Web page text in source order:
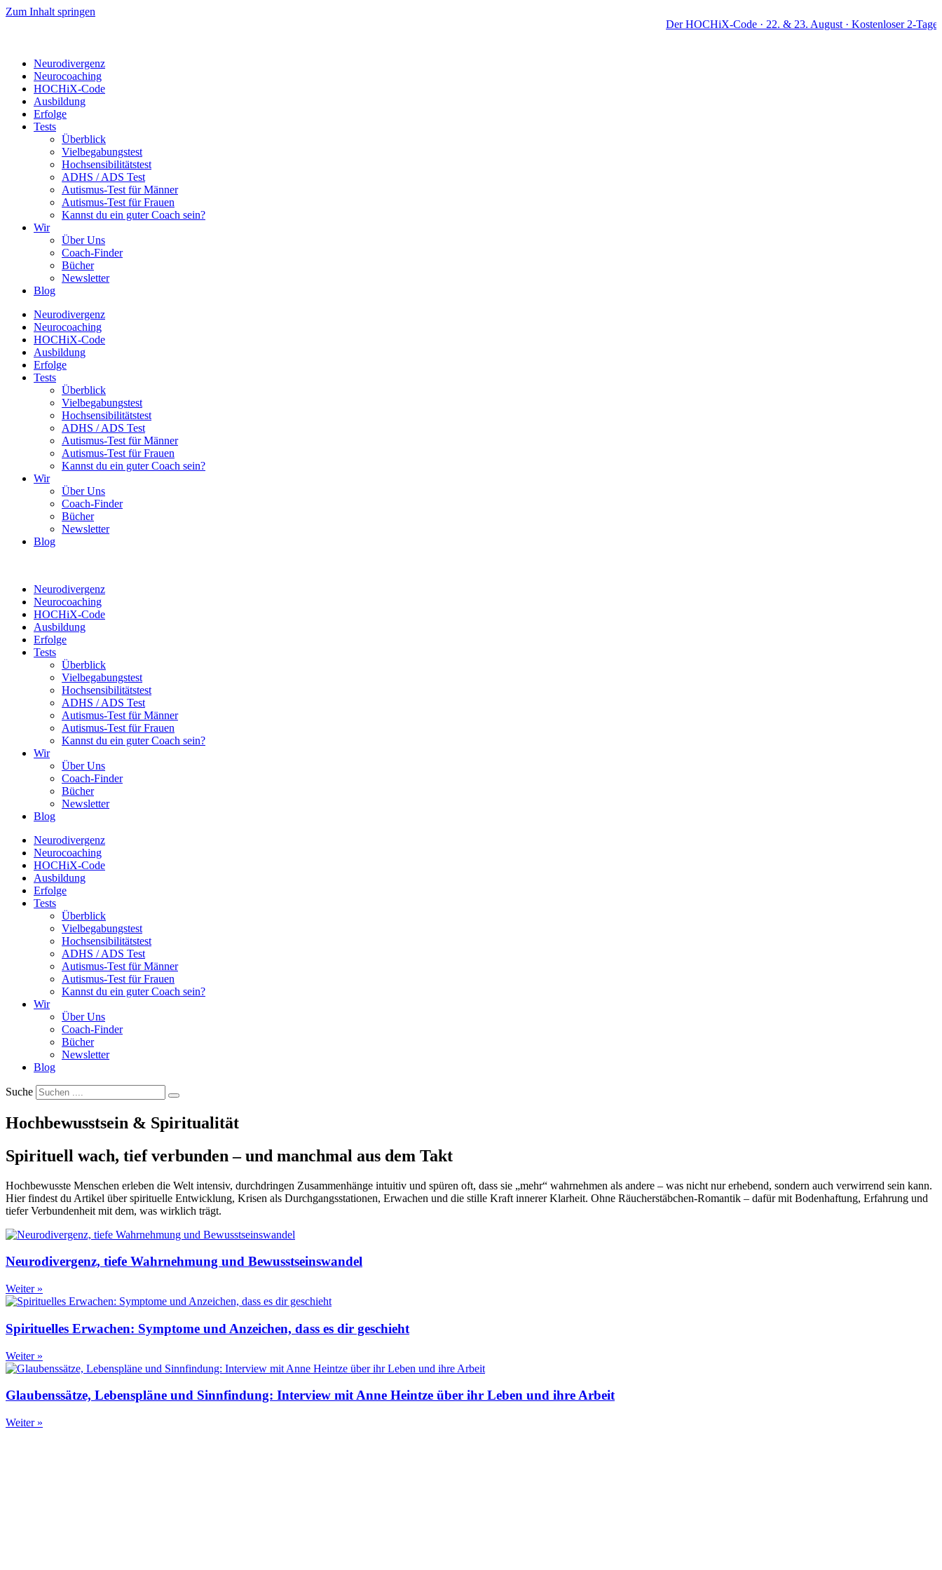
Zum Inhalt springen
Der HOCHiX-Code · 22. & 23. August · Kostenloser 2-Tage-
Neurodivergenz
Neurocoaching
HOCHiX-Code
Ausbildung
Erfolge
Tests
Überblick
Vielbegabungstest
Hochsensibilitätstest
ADHS / ADS Test
Autismus-Test für Männer
Autismus-Test für Frauen
Kannst du ein guter Coach sein?
Wir
Über Uns
Coach-Finder
Bücher
Newsletter
Blog
Neurodivergenz
Neurocoaching
HOCHiX-Code
Ausbildung
Erfolge
Tests
Überblick
Vielbegabungstest
Hochsensibilitätstest
ADHS / ADS Test
Autismus-Test für Männer
Autismus-Test für Frauen
Kannst du ein guter Coach sein?
Wir
Über Uns
Coach-Finder
Bücher
Newsletter
Blog
Neurodivergenz
Neurocoaching
HOCHiX-Code
Ausbildung
Erfolge
Tests
Überblick
Vielbegabungstest
Hochsensibilitätstest
ADHS / ADS Test
Autismus-Test für Männer
Autismus-Test für Frauen
Kannst du ein guter Coach sein?
Wir
Über Uns
Coach-Finder
Bücher
Newsletter
Blog
Neurodivergenz
Neurocoaching
HOCHiX-Code
Ausbildung
Erfolge
Tests
Überblick
Vielbegabungstest
Hochsensibilitätstest
ADHS / ADS Test
Autismus-Test für Männer
Autismus-Test für Frauen
Kannst du ein guter Coach sein?
Wir
Über Uns
Coach-Finder
Bücher
Newsletter
Blog
Suche
Hochbewusstsein & Spiritualität
Spirituell wach, tief verbunden – und manchmal aus dem Takt
Hochbewusste Menschen erleben die Welt intensiv, durchdringen Zusammenhänge intuitiv und spüren oft, dass sie „mehr“ wahrnehmen als andere – was nicht nur erhebend, sondern auch verwirrend sein kann.
Hier findest du Artikel über spirituelle Entwicklung, Krisen als Durchgangsstationen, Erwachen und die stille Kraft innerer Klarheit. Ohne Räucherstäbchen-Romantik – dafür mit Bodenhaftung, Erfahrung und
tiefer Verbundenheit mit dem, was wirklich trägt.
Neurodivergenz, tiefe Wahrnehmung und Bewusstseinswandel
Weiter »
Spirituelles Erwachen: Symptome und Anzeichen, dass es dir geschieht
Weiter »
Glaubenssätze, Lebenspläne und Sinnfindung: Interview mit Anne Heintze über ihr Leben und ihre Arbeit
Weiter »